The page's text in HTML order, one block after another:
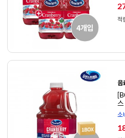
적
음
소